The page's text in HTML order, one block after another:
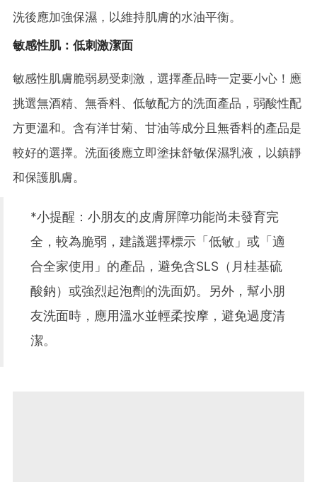
洗後應加強保濕，以維持肌膚的水油平衡。
敏感性肌：低刺激潔面
敏感性肌膚脆弱易受刺激，選擇產品時一定要小心！應
挑選無酒精、無香料、低敏配方的洗面產品，弱酸性配
方更溫和。含有洋甘菊、甘油等成分且無香料的產品是
較好的選擇。洗面後應立即塗抹舒敏保濕乳液，以鎮靜
和保護肌膚。
*小提醒：小朋友的皮膚屏障功能尚未發育完
全，較為脆弱，建議選擇標示「低敏」或「適
合全家使用」的產品，避免含SLS（月桂基硫
酸鈉）或強烈起泡劑的洗面奶。另外，幫小朋
友洗面時，應用溫水並輕柔按摩，避免過度清
潔。